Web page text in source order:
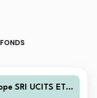
SRI UCITS ETF